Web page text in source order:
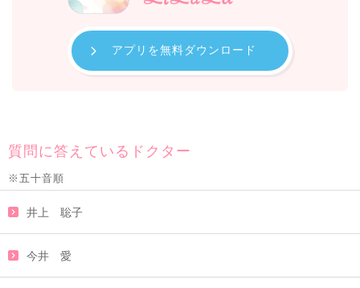
アプリを無料ダウンロード
質問に答えているドクター
※五十音順
井上 聡子
今井 愛